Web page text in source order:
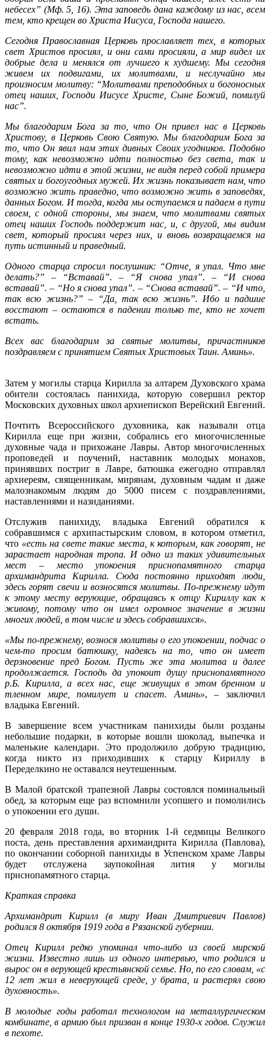
небесех” (Мф. 5, 16). Эта заповедь дана каждому из нас, всем
тем, кто крещен во Христа Иисуса, Господа нашего.
Сегодня Православная Церковь прославляет тех, в которых
свет Христов просиял, и они сами просияли, а мир видел их
добрые дела и менялся от лучшего к худшему. Мы сегодня
живем их подвигами, их молитвами, и неслучайно мы
произносим молитву: “Молитвами преподобных и богоносных
отец наших, Господи Иисусе Христе, Сыне Божий, помилуй
нас”.
Мы благодарим Бога за то, что Он привел нас в Церковь
Христову, в Церковь Свою Святую. Мы благодарим Бога за
то, что Он явил нам этих дивных Своих угодников. Подобно
тому, как невозможно идти полностью без света, так и
невозможно идти в этой жизни, не видя перед собой примера
святых и богоугодных мужей. Их жизнь показывает нам, что
возможно жить праведно, что возможно жить в заповедях,
данных Богом. И тогда, когда мы оступаемся и падаем в пути
своем, с одной стороны, мы знаем, что молитвами святых
отец наших Господь поддержит нас, и, с другой, мы видим
свет, который просиял через них, и вновь возвращаемся на
путь истинный и праведный.
Одного старца спросил послушник: “Отче, я упал. Что мне
делать?” – “Вставай”. – “Я снова упал”. – “И снова
вставай”. – “Но я снова упал”. – “Снова вставай”. – “И что,
так всю жизнь?” – “Да, так всю жизнь”. Ибо и падшие
восстают – остаются в падении только те, кто не хочет
встать.
Всех вас благодарим за святые молитвы, причастников
поздравляем с принятием Святых Христовых Таин. Аминь».
Затем у могилы старца Кирилла за алтарем Духовского храма
обители состоялась панихида, которую совершил ректор
Московских духовных школ архиепископ Верейский Евгений.
Почтить Всероссийского духовника, как называли отца
Кирилла еще при жизни, собрались его многочисленные
духовные чада и прихожане Лавры. Автор многочисленных
проповедей и поучений, наставник молодых монахов,
принявших постриг в Лавре, батюшка ежегодно отправлял
архиереям, священникам, мирянам, духовным чадам и даже
малознакомым людям до 5000 писем с поздравлениями,
наставлениями и назиданиями.
Отслужив панихиду, владыка Евгений обратился к
собравшимся с архипастырским словом, в котором отметил,
что «есть на свете такие места, к которым, как говорят, не
зарастает народная тропа. И одно из таких удивительных
мест – место упокоения приснопамятного старца
архимандрита Кирилла. Сюда постоянно приходят люди,
здесь горят свечи и возносятся молитвы. По-прежнему идут
к этому месту верующие, обращаясь к отцу Кириллу как к
живому, потому что он имел огромное значение в жизни
многих людей, в том числе и здесь собравшихся».
«Мы по-прежнему, вознося молитвы о его упокоении, подчас о
чем-то просим батюшку, надеясь на то, что он имеет
дерзновение пред Богом. Пусть же эта молитва и далее
продолжается. Господь да упокоит душу приснопамятного
р.Б. Кирилла, а всех нас, еще живущих в этом бренном и
тленном мире, помилует и спасет. Аминь»,– заключил
владыка Евгений.
В завершение всем участникам панихиды были розданы
небольшие подарки, в которые вошли шоколад, выпечка и
маленькие календари. Это продолжило добрую традицию,
когда никто из приходивших к старцу Кириллу в
Переделкино не оставался неутешенным.
В Малой братской трапезной Лавры состоялся поминальный
обед, за которым еще раз вспомнили усопшего и помолились
о упокоении его души.
20 февраля 2018 года, во вторник 1-й седмицы Великого
поста, день преставления архимандрита Кирилла (Павлова),
по окончании соборной панихиды в Успенском храме Лавры
будет отслужена заупокойная лития у могилы
приснопамятного старца.
Краткая справка
Архимандрит Кирилл (в миру Иван Дмитриевич Павлов)
родился 8 октября 1919 года в Рязанской губернии.
Отец Кирилл редко упоминал что-либо из своей мирской
жизни. Известно лишь из одного интервью, что родился и
вырос он в верующей крестьянской семье. Но, по его словам, «с
12 лет жил в неверующей среде, у брата, и растерял свою
духовность».
В молодые годы работал технологом на металлургическом
комбинате, в армию был призван в конце 1930-х годов. Служил
в пехоте.